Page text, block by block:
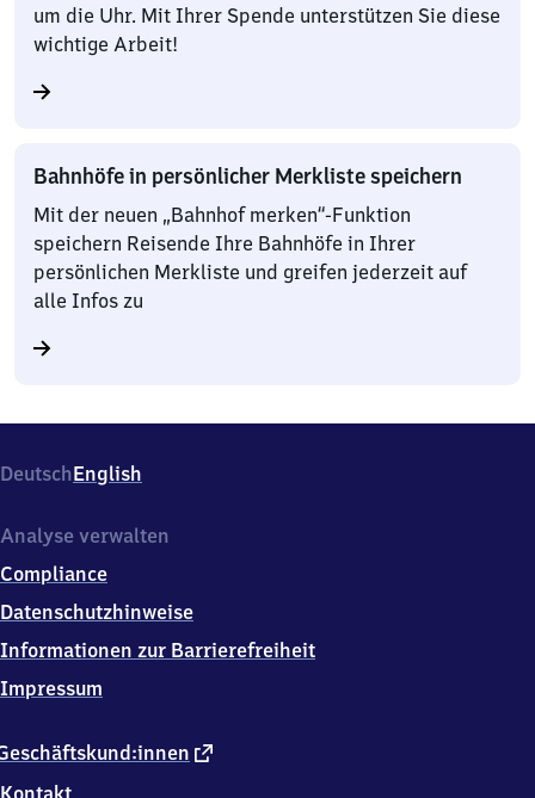
um die Uhr. Mit Ihrer Spende unterstützen Sie diese
wichtige Arbeit!
Bahnhöfe in persönlicher Merkliste speichern
Mit der neuen „Bahnhof merken“-Funktion
speichern Reisende Ihre Bahnhöfe in Ihrer
persönlichen Merkliste und greifen jederzeit auf
alle Infos zu
DeutschEnglish
externer
Kontakt
Analyse verwalten
Compliance
Datenschutzhinweise
Informationen zur Barrierefreiheit
Impressum